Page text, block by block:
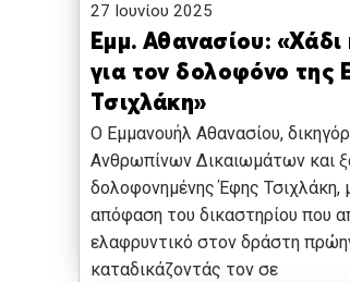
27 Ιουνίου 2025
Εμμ. Αθανασίου:
για τον δολοφόνο της
Τσιχλάκη»
O Εμμανουήλ Αθανασίου,
Ανθρωπίνων Δικαιωμάτων και
δολοφονημένης Έφης Τσιχλάκη,
απόφαση του δικαστηρίου που
ελαφρυντικό στον δράστη
καταδικάζοντάς τον σε